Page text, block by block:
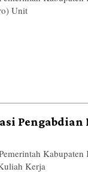
Unit
Pengabdian
Kabupaten
Kerja